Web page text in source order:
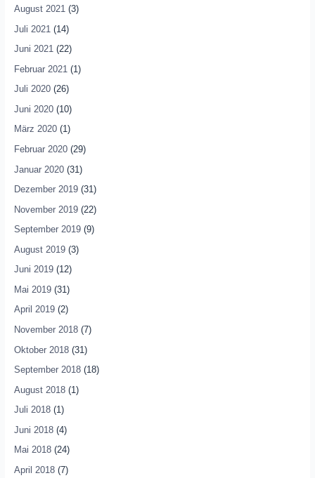
August 2021(3)
Juli 2021 (14)
Juni 2021(22)
Februar 2021 (1)
Juli 2020(26)
Juni 2020(10)
März 2020(1)
Februar 2020(29)
Januar 2020(31)
Dezember 2019(31)
November 2019(22)
September 2019(9)
August 2019(3)
Juni 2019(12)
Mai 2019(31)
April 2019(2)
November 2018(7)
Oktober 2018(31)
September 2018(18)
August 2018(1)
Juli 2018(1)
Juni 2018(4)
Mai 2018(24)
April 2018(7)